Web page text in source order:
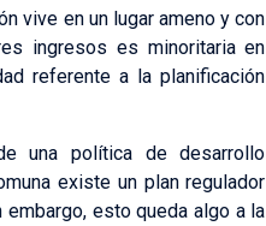
vive en un lugar ameno y con
ingresos es minoritaria en
referente a la planificación
una política de desarrollo
existe un plan regulador
esto queda algo a la